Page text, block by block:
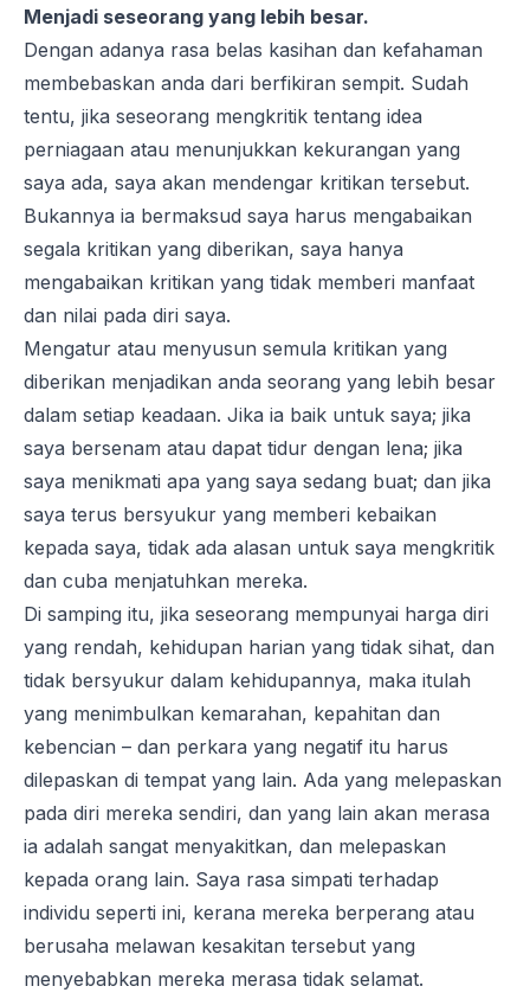
Menjadi seseorang yang lebih besar.
Dengan adanya rasa belas kasihan dan kefahaman
membebaskan anda dari berfikiran sempit. Sudah
tentu, jika seseorang mengkritik tentang idea
perniagaan atau menunjukkan kekurangan yang
saya ada, saya akan mendengar kritikan tersebut.
Bukannya ia bermaksud saya harus mengabaikan
segala kritikan yang diberikan, saya hanya
mengabaikan kritikan yang tidak memberi manfaat
dan nilai pada diri saya.
Mengatur atau menyusun semula kritikan yang
diberikan menjadikan anda seorang yang lebih besar
dalam setiap keadaan. Jika ia baik untuk saya; jika
saya bersenam atau dapat tidur dengan lena; jika
saya menikmati apa yang saya sedang buat; dan jika
saya terus bersyukur yang memberi kebaikan
kepada saya, tidak ada alasan untuk saya mengkritik
dan cuba menjatuhkan mereka.
Di samping itu, jika seseorang mempunyai harga diri
yang rendah, kehidupan harian yang tidak sihat, dan
tidak bersyukur dalam kehidupannya, maka itulah
yang menimbulkan kemarahan, kepahitan dan
kebencian – dan perkara yang negatif itu harus
dilepaskan di tempat yang lain. Ada yang melepaskan
pada diri mereka sendiri, dan yang lain akan merasa
ia adalah sangat menyakitkan, dan melepaskan
kepada orang lain. Saya rasa simpati terhadap
individu seperti ini, kerana mereka berperang atau
berusaha melawan kesakitan tersebut yang
menyebabkan mereka merasa tidak selamat.